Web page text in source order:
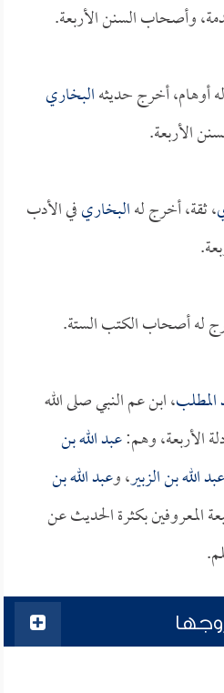
وأصحاب السنن الأربعة.
أوهام، أخرج حديثهالبخاري
الأربعة.
، ثقة، أخرج لهالبخاريفي الأدب
له أصحاب الكتب الستة.
، ابن عم النبي صلى الله
الأربعة، وهم:عبد الله بن
عبد الله بن الزبير، وعبد الله بن
المعروفين بكثرة الحديث عن